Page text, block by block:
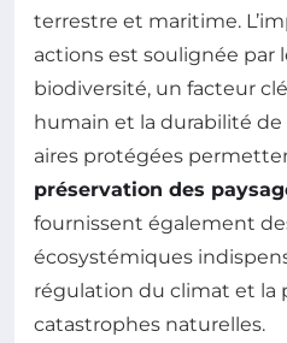
terrestre et maritime.
actions est soulignée par
biodiversité, un facteur
humain et la durabilité de
aires protégées
préservation des
fournissent également
écosystémiques
régulation du climat et la
catastrophes naturelles.